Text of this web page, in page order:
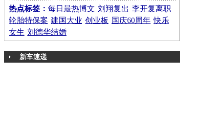
热点标签： 每日最热博文 刘翔复出 李开复离职
轮胎特保案 建国大业 创业板 国庆60周年 快乐
女生 刘德华结婚
新车速递